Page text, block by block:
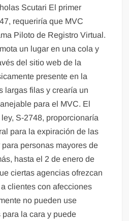
Scutari El primer
requeriría que MVC
Piloto de Registro Virtual.
un lugar en una cola y
del sitio web de la
presente en la
largas filas y crearía un
para el MVC. El
S-2748, proporcionaría
para la expiración de las
personas mayores de
hasta el 2 de enero de
ciertas agencias ofrezcan
clientes con afecciones
no pueden use
la cara y puede